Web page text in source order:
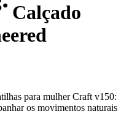
Calçado
para mulher Craft v150:
os movimentos naturais